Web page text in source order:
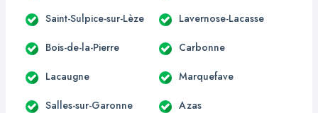
Saint-Sulpice-sur-Lèze Lavernose-Lacasse
Bois-de-la-Pierre Carbonne
Lacaugne Marquefave
Salles-sur-Garonne Azas